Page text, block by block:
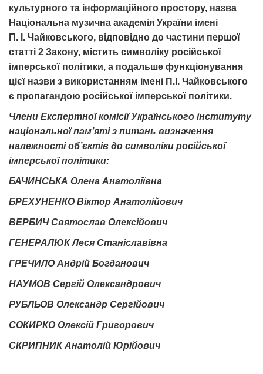
культурного та інформаційного простору, назва
Національна музична академія України імені
П. І. Чайковського, відповідно до частини першої
статті 2 Закону, містить символіку російської
імперської політики, а подальше функціонування
цієї назви з використанням імені П.І. Чайковського
є пропагандою російської імперської політики.
Члени Експертної комісії Українського інституту
національної пам’яті з питань визначення
належності об’єктів до символіки російської
імперської політики:
БАЧИНСЬКА Олена Анатоліївна
БРЕХУНЕНКО Віктор Анатолійович
ВЕРБИЧ Святослав Олексійович
ГЕНЕРАЛЮК Леся Станіславівна
ГРЕЧИЛО Андрій Богданович
НАУМОВ Сергій Олександрович
РУБЛЬОВ Олександр Сергійович
СОКИРКО Олексій Григорович
СКРИПНИК Анатолій Юрійович